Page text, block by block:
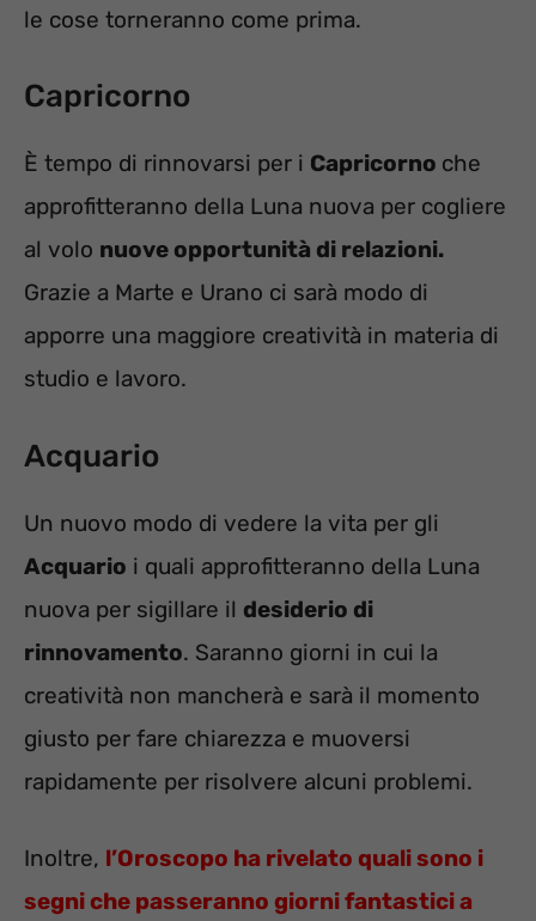
le cose torneranno come prima.
Capricorno
È tempo di rinnovarsi per i Capricorno che
approfitteranno della Luna nuova per cogliere
al volo nuove opportunità di relazioni.
Grazie a Marte e Urano ci sarà modo di
apporre una maggiore creatività in materia di
studio e lavoro.
Acquario
Un nuovo modo di vedere la vita per gli
Acquario i quali approfitteranno della Luna
nuova per sigillare il desiderio di
rinnovamento. Saranno giorni in cui la
creatività non mancherà e sarà il momento
giusto per fare chiarezza e muoversi
rapidamente per risolvere alcuni problemi.
Inoltre, l’Oroscopo ha rivelato quali sono i
segni che passeranno giorni fantastici a